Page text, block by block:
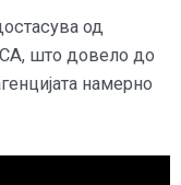
од
што довело до
намерно